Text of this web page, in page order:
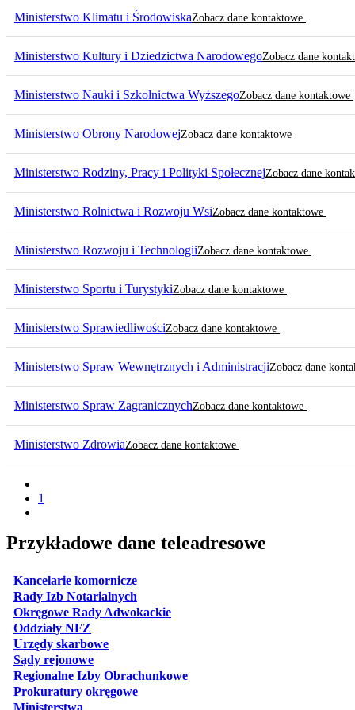
Ministerstwo Klimatu i ŚrodowiskaZobacz dane kontaktowe
Ministerstwo Kultury i Dziedzictwa NarodowegoZobacz dane
Ministerstwo Nauki i Szkolnictwa WyższegoZobacz dane kontaktowe
Ministerstwo Obrony NarodowejZobacz dane kontaktowe
Ministerstwo Rodziny, Pracy i Polityki SpołecznejZobacz dane
Ministerstwo Rolnictwa i Rozwoju WsiZobacz dane kontaktowe
Ministerstwo Rozwoju i TechnologiiZobacz dane kontaktowe
Ministerstwo Sportu i TurystykiZobacz dane kontaktowe
Ministerstwo SprawiedliwościZobacz dane kontaktowe
Ministerstwo Spraw Wewnętrznych i AdministracjiZobacz dane
Ministerstwo Spraw ZagranicznychZobacz dane kontaktowe
Ministerstwo ZdrowiaZobacz dane kontaktowe
1
Przykładowe dane teleadresowe
Kancelarie komorniczeotwiera się w nowej karcie
Rady Izb Notarialnych
Okręgowe Rady Adwokackieotwiera się w nowej karcie
Oddziały NFZ
Urzędy skarboweotwiera się w nowej karcie
Sądy rejonoweotwiera się w nowej karcie
Regionalne Izby Obrachunkoweotwiera się w nowej karcie
Prokuratury okręgoweotwiera się w nowej karcie